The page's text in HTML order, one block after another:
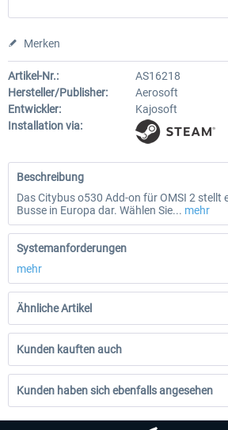
Merken
Artikel-Nr.:
AS16218
Hersteller/Publisher:
Aerosoft
Entwickler:
Kajosoft
Installation via:
Beschreibung
Das Citybus o530 Add-on für OMSI 2 stellt
Busse in Europa dar. Wählen Sie... mehr
Systemanforderungen
mehr
Ähnliche Artikel
Kunden kauften auch
Kunden haben sich ebenfalls angesehen